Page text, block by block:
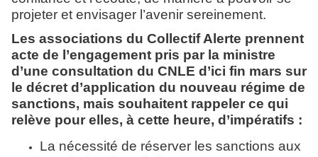
projeter et envisager l’avenir sereinement.
Les associations du Collectif Alerte prennent
acte de l’engagement pris par la ministre
d’une consultation du CNLE d’ici fin mars sur
le décret d’application du nouveau régime de
sanctions, mais souhaitent rappeler ce qui
relève pour elles, à cette heure, d’impératifs :
La nécessité de réserver les sanctions aux